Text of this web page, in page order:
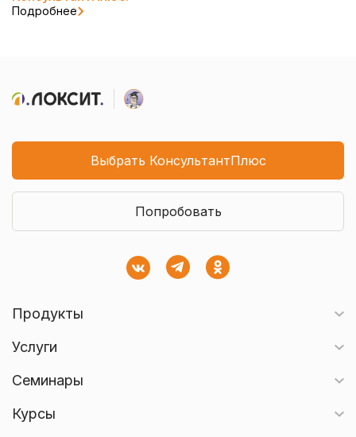
Подробнее
Выбрать КонсультантПлюс
Попробовать
Продукты
Услуги
Семинары
Курсы